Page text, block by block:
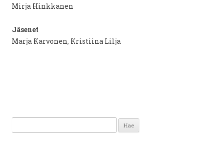
Mirja Hinkkanen
Jäsenet
Marja Karvonen, Kristiina Lilja